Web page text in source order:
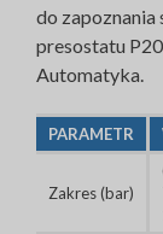
do zapoznania
presostatu
Automatyka.
PARAMETR
Zakres (bar)